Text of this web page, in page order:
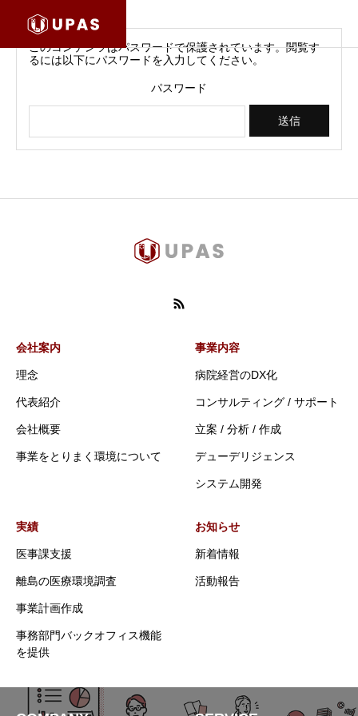
このコンテンツはパスワードで保護されています。閲覧す
るには以下にパスワードを入力してください。
パスワード
会社案内
理念
代表紹介
会社概要
事業をとりまく環境について
事業内容
病院経営のDX化
コンサルティング / サポート
立案 / 分析 / 作成
デューデリジェンス
システム開発
実績
医事課支援
離島の医療環境調査
事業計画作成
事務部門バックオフィス機能
を提供
お知らせ
新着情報
活動報告